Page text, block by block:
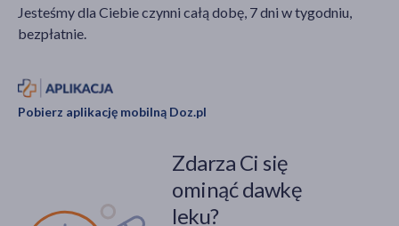
Jesteśmy dla Ciebie czynni całą dobę, 7 dni w tygodniu,
bezpłatnie.
Pobierz aplikację mobilną Doz.pl
Zdarza Ci się
ominąć dawkę
leku?